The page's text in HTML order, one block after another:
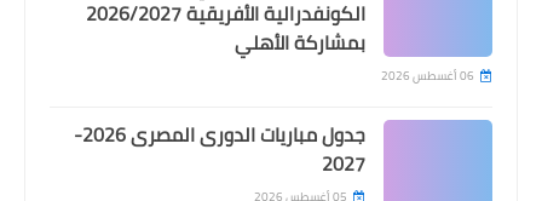
الكونفدرالية الأفريقية 2026/2027
بمشاركة الأهلي
06 أغسطس 2026
جدول مباريات الدورى المصرى 2026-
2027
05 أغسطس 2026